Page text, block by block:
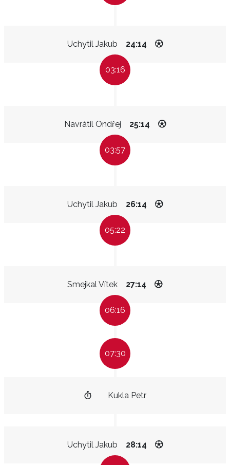
Uchytil Jakub 24:14
03:16
Navrátil Ondřej 25:14
03:57
Uchytil Jakub 26:14
05:22
Smejkal Vítek 27:14
06:16
07:30
Kukla Petr
Uchytil Jakub 28:14